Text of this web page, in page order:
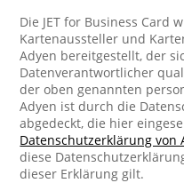
Die JET for Business Card
Kartenaussteller und
Adyen bereitgestellt, der
Datenverantwortlicher
der oben genannten
Adyen ist durch die
abgedeckt, die hier
Datenschutzerklärung von
diese
dieser Erklärung gilt.